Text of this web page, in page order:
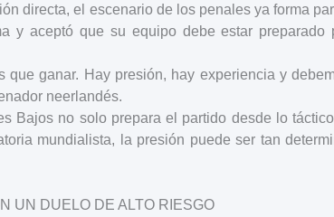
directa, el escenario de los penales ya forma
y aceptó que su equipo debe estar preparado
que ganar. Hay presión, hay experiencia y
neerlandés.
Bajos no solo prepara el partido desde lo
mundialista, la presión puede ser tan
UN DUELO DE ALTO RIESGO